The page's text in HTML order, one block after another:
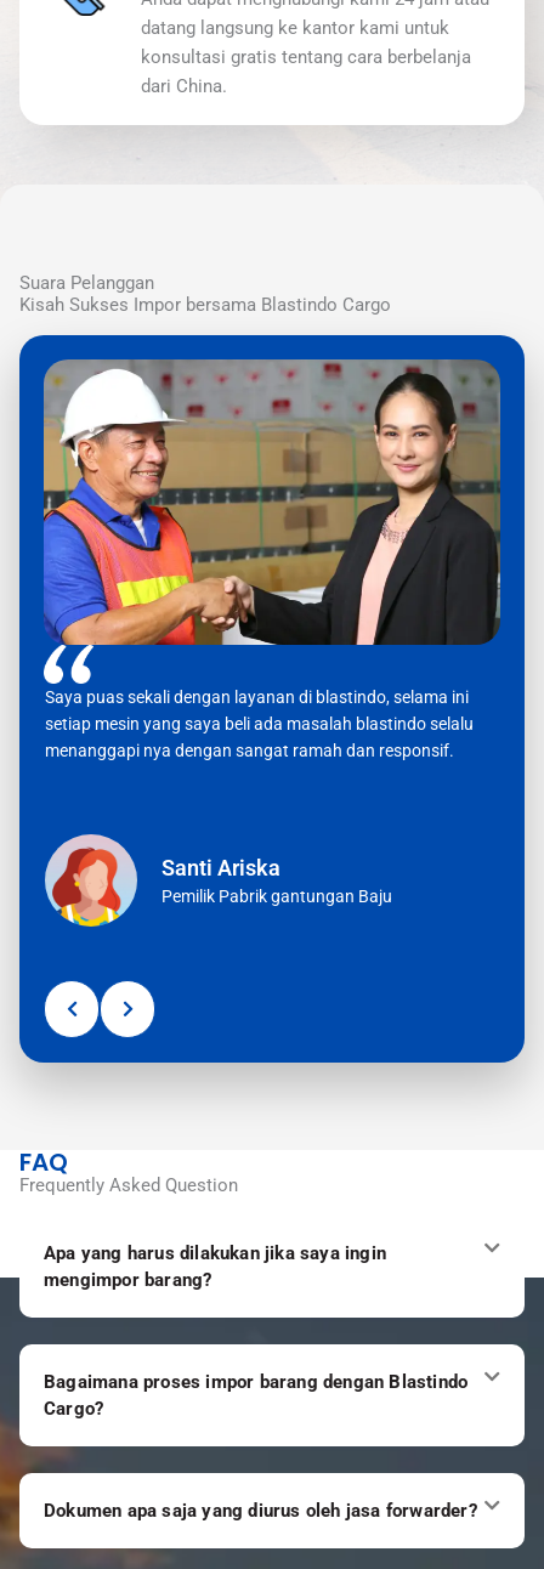
datang langsung ke kantor kami untuk
konsultasi gratis tentang cara berbelanja
dari China.
Suara Pelanggan
Kisah Sukses Impor bersama Blastindo Cargo
Saya puas sekali dengan layanan di blastindo, selama ini
setiap mesin yang saya beli ada masalah blastindo selalu
menanggapi nya dengan sangat ramah dan responsif.
Santi Ariska
Pemilik Pabrik gantungan Baju
FAQ
Frequently Asked Question
Apa yang harus dilakukan jika saya ingin
mengimpor barang?
Bagaimana proses impor barang dengan Blastindo
Cargo?
Dokumen apa saja yang diurus oleh jasa forwarder?